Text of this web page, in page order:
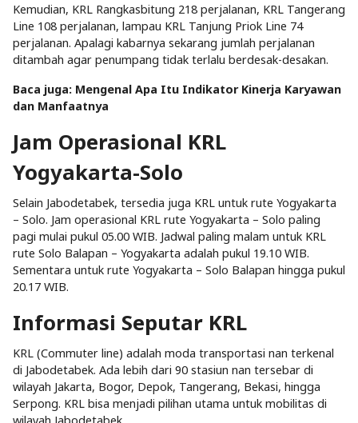
Kemudian, KRL Rangkasbitung 218 perjalanan, KRL Tangerang
Line 108 perjalanan, lampau KRL Tanjung Priok Line 74
perjalanan. Apalagi kabarnya sekarang jumlah perjalanan
ditambah agar penumpang tidak terlalu berdesak-desakan.
Baca juga: Mengenal Apa Itu Indikator Kinerja Karyawan
dan Manfaatnya
Jam Operasional KRL
Yogyakarta-Solo
Selain Jabodetabek, tersedia juga KRL untuk rute Yogyakarta
– Solo. Jam operasional KRL rute Yogyakarta – Solo paling
pagi mulai pukul 05.00 WIB. Jadwal paling malam untuk KRL
rute Solo Balapan – Yogyakarta adalah pukul 19.10 WIB.
Sementara untuk rute Yogyakarta – Solo Balapan hingga pukul
20.17 WIB.
Informasi Seputar KRL
KRL (Commuter line) adalah moda transportasi nan terkenal
di Jabodetabek. Ada lebih dari 90 stasiun nan tersebar di
wilayah Jakarta, Bogor, Depok, Tangerang, Bekasi, hingga
Serpong. KRL bisa menjadi pilihan utama untuk mobilitas di
wilayah Jabodetabek.